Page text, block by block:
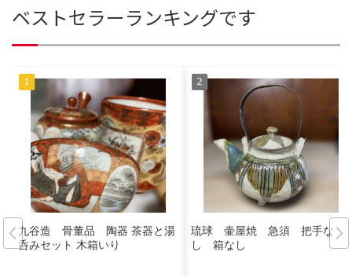
ベストセラーランキングです
九谷造 骨董品 陶器 茶器と湯
呑みセット 木箱いり
琉球 壷屋焼 急須 把手な
し 箱なし